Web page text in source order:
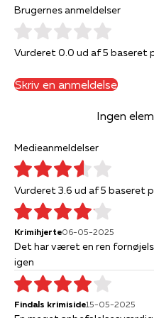
Brugernes anmeldelser
Vurderet 0.0 ud af 5 baseret
Skriv en anmeldelse
Ingen
Medieanmeldelser
Vurderet 3.6 ud af 5 baseret
Krimihjerte06-05-2025
Det har været en ren
igen
Findals krimiside15-05-2025